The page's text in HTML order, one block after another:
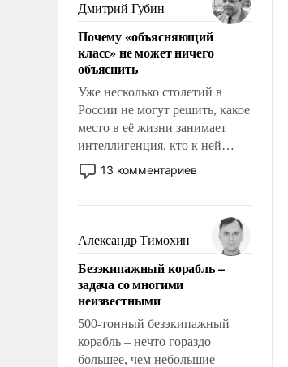
Дмитрий Губин
Почему «объясняющий
класс» не может ничего
объяснить
Уже несколько столетий в
России не могут решить, какое
место в её жизни занимает
интеллигенция, кто к ней
принадлежит, а кого из неё
исключили с правом
чем она отличается от просто
образованных людей. Иногда
казалось, что эти вопросы
решены раз и навсегда, но –
нет, не решены.
13 комментариев
Александр Тимохин
Безэкипажный корабль –
задача со многими
неизвестными
500-тонный безэкипажный
корабль – нечто гораздо
большее, чем небольшие